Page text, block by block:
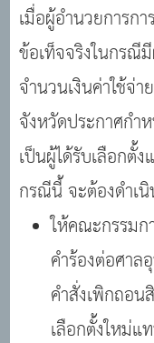
เมื่อผู้อำนวยการก
ข้อเท็จจริงในกรณี
จำนวนเงินค่าใช้จ่
จังหวัดประกาศกำ
เป็นผู้ได้รับเลือกตั้
กรณีนี้ จะต้องดำเ
ให้คณะกรรมก
คำร้องต่อศา
คำสั่งเพิกถอน
เลือกตั้งใหม่แ